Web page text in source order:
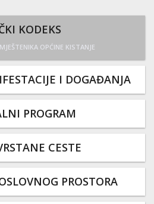
KODEKS
OPĆINE KISTANJE
I DOGAĐANJA
PROGRAM
CESTE
PROSTORA